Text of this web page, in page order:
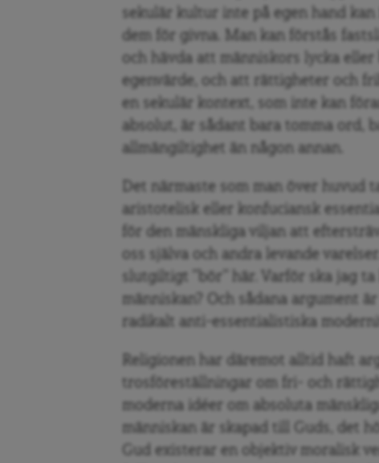
sekulär kultur inte på egen hand
dem för givna. Man kan förstås
och hävda att människors lycka
egenvärde, och att rättigheter och
en sekulär kontext, som inte kan
absolut, är sådant bara tomma ord,
allmängiltighet än någon annan.
Det närmaste som man över huvud
aristotelisk eller konfuciansk
för den mänskliga viljan att
oss själva och andra levande
slutgiltigt ”bör” här. Varför ska jag
människan? Och sådana argument
radikalt anti-essentialistiska
Religionen har däremot alltid haft
trosföreställningar om fri- och
moderna idéer om absoluta
människan är skapad till Guds, det
Gud existerar en objektiv moralisk